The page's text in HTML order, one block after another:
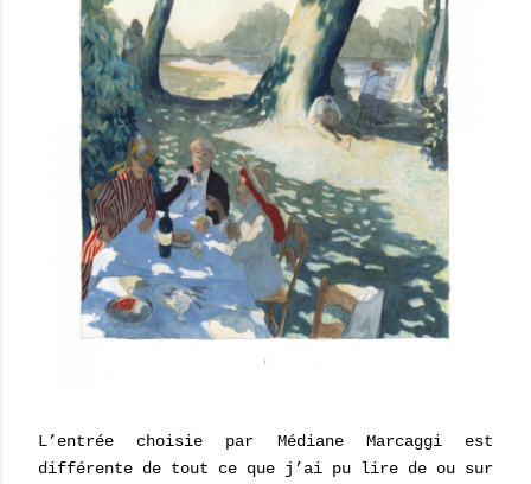
L’entrée choisie par Médiane Marcaggi est
différente de tout ce que j’ai pu lire de ou sur